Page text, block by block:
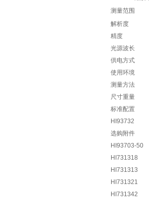
测量范围
解析度
精度
光源波长
供电方式
使用环境
测量方法
尺寸重量
标准配置
HI93732
选购附件
HI93703-50
HI731318
HI731313
HI731321
HI731342